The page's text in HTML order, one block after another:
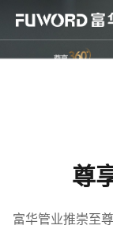
尊
富华管业推崇至